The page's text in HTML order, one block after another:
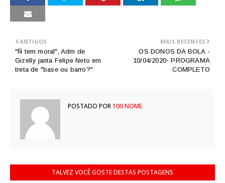
MAIS RECENTES
OS DONOS DA BOLA -
10/04/2020- PROGRAMA
COMPLETO
ANTIGOS
"Ñ tem moral", Adm de
Gizelly janta Felipe Neto em
treta de "base ou barro?"
POSTADO POR100 NOME
TALVEZ VOCÊ GOSTE DESTAS POSTAGENS